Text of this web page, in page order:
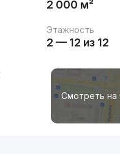
2 000 м²
Этажность
2 — 12 из 12
Смотреть на